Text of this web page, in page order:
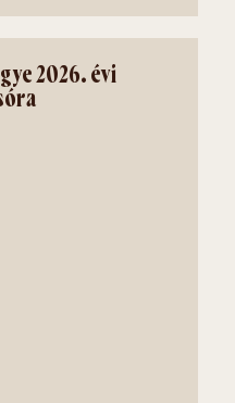
2026. évi